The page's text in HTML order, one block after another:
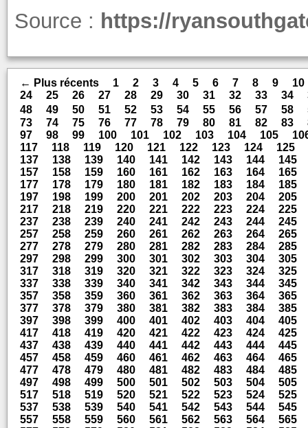
Source : https://
← Plus récents 1 2 3 4 5 6 7 8 9
10
24
25 26 27 28 29 30 31 32 33 34
48
49 50 51 52 53 54 55 56 57 58
73
74 75 76 77 78 79 80 81 82 83
97
98 99 100 101 102 103 104 105
117
118 119 120 121 122 123 124
125
137
138 139 140 141 142 143 144
145
157
158 159 160 161 162 163 164
165
177
178 179 180 181 182 183 184
185
197
198 199 200 201 202 203 204
205
217
218 219 220 221 222 223 224
225
237
238 239 240 241 242 243 244
245
257
258 259 260 261 262 263 264
265
277
278 279 280 281 282 283 284
285
297
298 299 300 301 302 303 304
305
317
318 319 320 321 322 323 324
325
337
338 339 340 341 342 343 344
345
357
358 359 360 361 362 363 364
365
377
378 379 380 381 382 383 384
385
397
398 399 400 401 402 403 404
405
417
418 419 420 421 422 423 424
425
437
438 439 440 441 442 443 444
445
457
458 459 460 461 462 463 464
465
477
478 479 480 481 482 483 484
485
497
498 499 500 501 502 503 504
505
517
518 519 520 521 522 523 524
525
537
538 539 540 541 542 543 544
545
557
558 559 560 561 562 563 564
565